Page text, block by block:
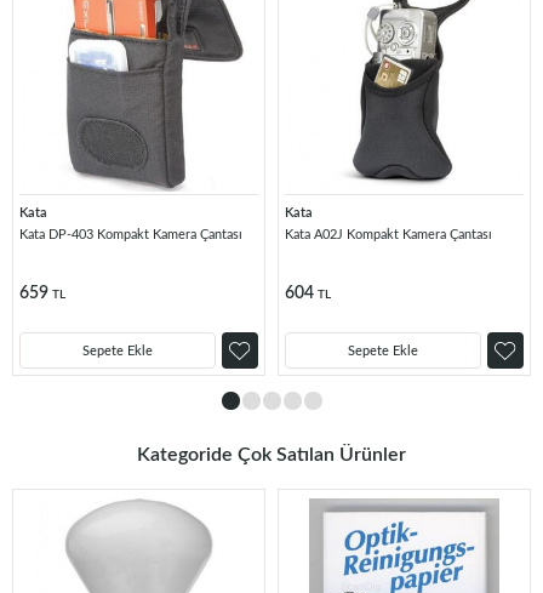
Kata
Kata DP-403 Kompakt Kamera Çantası
659 TL
Sepete Ekle
Kata
Kata A02J Kompakt Kamera Çantası
604 TL
Sepete Ekle
Kategoride Çok Satılan Ürünler